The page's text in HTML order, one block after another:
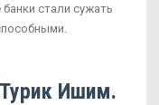
стали сужать
Ишим.